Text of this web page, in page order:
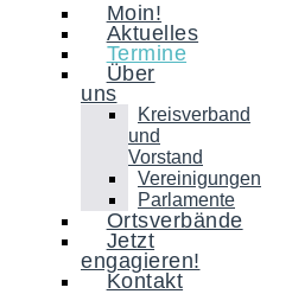
Moin!
Aktuelles
Termine
Über
uns
Kreisverband
und
Vorstand
Vereinigungen
Parlamente
Ortsverbände
Jetzt
engagieren!
Kontakt